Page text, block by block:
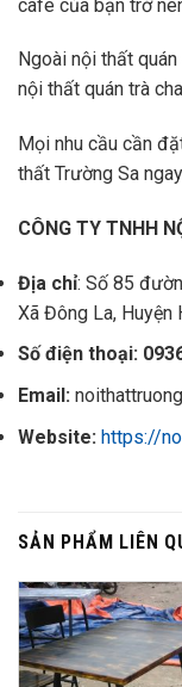
cafe của bạn trở
Ngoài nội thất
nội thất quán trà
Mọi nhu cầu cần
thất Trường Sa
CÔNG TY TNHH
Địa chỉ: Số 85
Xã Đông La, Huyện
Số điện thoại:
Email:
Website: https://
SẢN PHẨM LIÊN